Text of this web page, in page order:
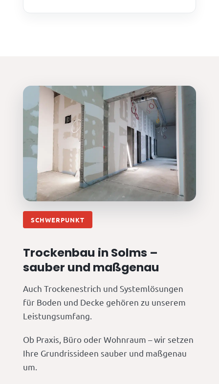
SCHWERPUNKT
Trockenbau in Solms –
sauber und maßgenau
Auch Trockenestrich und Systemlösungen
für Boden und Decke gehören zu unserem
Leistungsumfang.
Ob Praxis, Büro oder Wohnraum – wir setzen
Ihre Grundrissideen sauber und maßgenau
um.